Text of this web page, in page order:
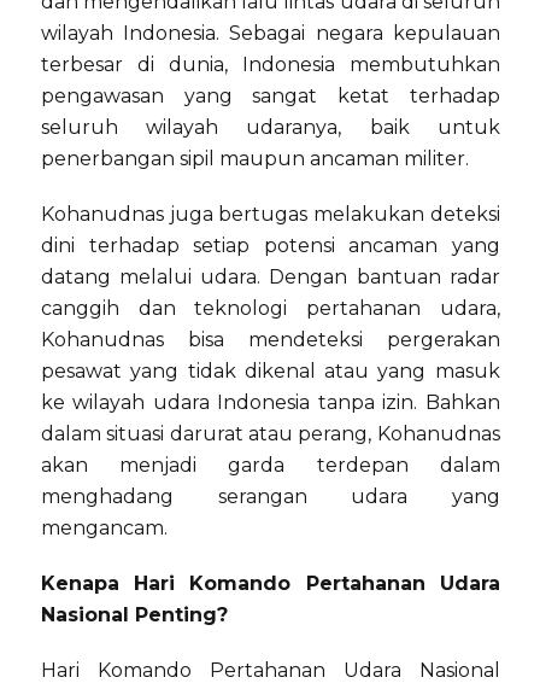
wilayah Indonesia. Sebagai negara kepulauan
terbesar di dunia, Indonesia membutuhkan
pengawasan yang sangat ketat terhadap
seluruh wilayah udaranya, baik untuk
penerbangan sipil maupun ancaman militer.
Kohanudnas juga bertugas melakukan deteksi
dini terhadap setiap potensi ancaman yang
datang melalui udara. Dengan bantuan radar
canggih dan teknologi pertahanan udara,
Kohanudnas bisa mendeteksi pergerakan
pesawat yang tidak dikenal atau yang masuk
ke wilayah udara Indonesia tanpa izin. Bahkan
dalam situasi darurat atau perang, Kohanudnas
akan menjadi garda terdepan dalam
menghadang serangan udara yang
mengancam.
Kenapa Hari Komando Pertahanan Udara
Nasional Penting?
Hari Komando Pertahanan Udara Nasional